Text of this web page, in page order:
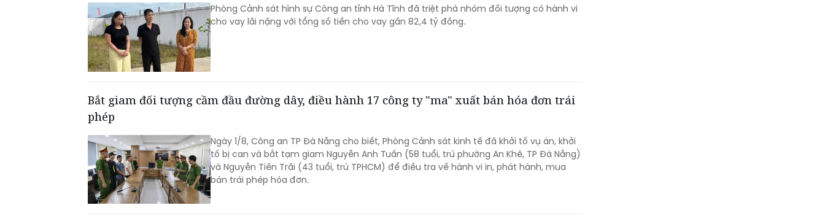
Phòng Cảnh sát hình sự Công an tỉnh Hà Tĩnh đã triệt phá nhóm đối tượng có hành vi
cho vay lãi nặng với tổng số tiền cho vay gần 82,4 tỷ đồng.
Bắt giam đối tượng cầm đầu đường dây, điều hành 17 công ty "ma" xuất bán hóa đơn trái
phép
Ngày 1/8, Công an TP Đà Nẵng cho biết, Phòng Cảnh sát kinh tế đã khởi tố vụ án, khởi
tố bị can và bắt tạm giam Nguyễn Anh Tuấn (58 tuổi, trú phường An Khê, TP Đà Nẵng)
và Nguyễn Tiến Trãi (43 tuổi, trú TPHCM) để điều tra về hành vi in, phát hành, mua
bán trái phép hóa đơn.